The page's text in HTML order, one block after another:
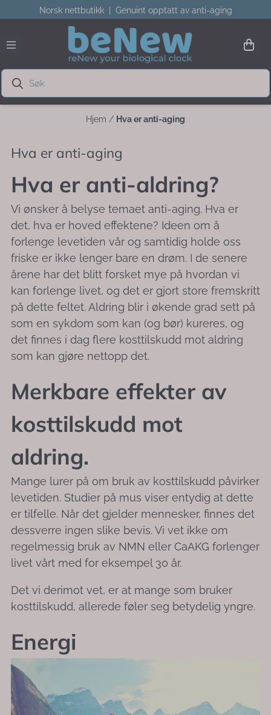
Hopp til innholdNorsk nettbutikk | Genuint opptatt av anti-aging
Hjem / Hva er anti-aging
Hva er anti-aging
Hva er anti-aldring?
Vi ønsker å belyse temaet anti-aging. Hva er
det, hva er hoved effektene? Ideen om å
forlenge levetiden vår og samtidig holde oss
friske er ikke lenger bare en drøm. I de senere
årene har det blitt forsket mye på hvordan vi
kan forlenge livet, og det er gjort store fremskritt
på dette feltet. Aldring blir i økende grad sett på
som en sykdom som kan (og bør) kureres, og
det finnes i dag flere kosttilskudd mot aldring
som kan gjøre nettopp det.
Merkbare effekter av
kosttilskudd mot
aldring.
Mange lurer på om bruk av kosttilskudd påvirker
levetiden. Studier på mus viser entydig at dette
er tilfelle. Når det gjelder mennesker, finnes det
dessverre ingen slike bevis. Vi vet ikke om
regelmessig bruk av NMN eller CaAKG forlenger
livet vårt med for eksempel 30 år.
Det vi derimot vet, er at mange som bruker
kosttilskudd, allerede føler seg betydelig yngre.
Energi